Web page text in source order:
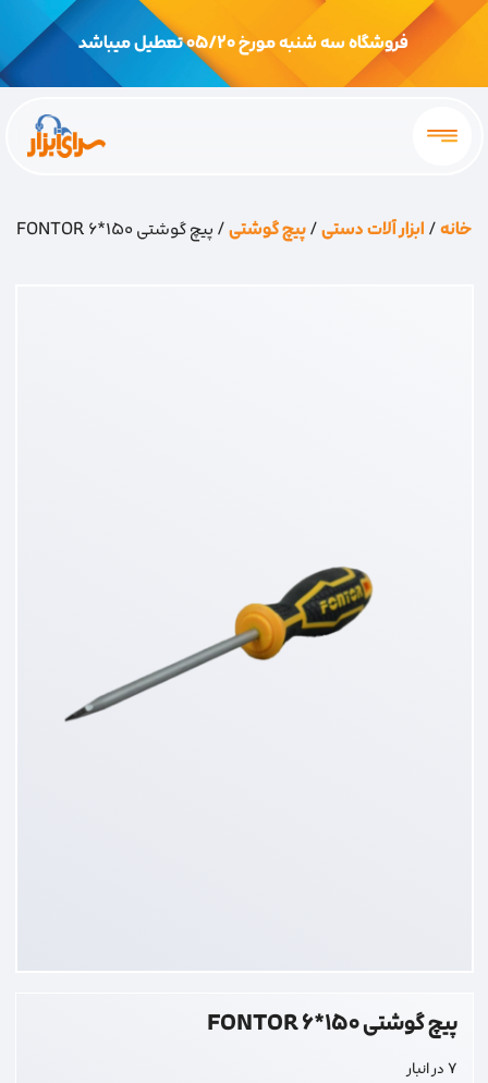
فروشگاه سه شنبه مورخ 05/20 تعطیل میباشد
خانه/ابزار آلات دستی/پیچ گوشتی/ پیچ گوشتی 150*6 FONTOR
پیچ گوشتی 150*6 FONTOR
7 در انبار